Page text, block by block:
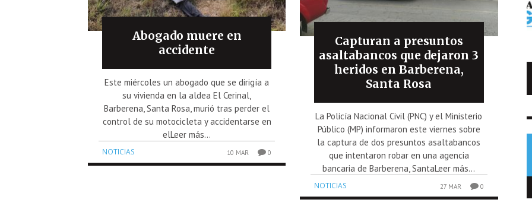
Abogado muere en
accidente
Este miércoles un abogado que se dirigía a
su vivienda en la aldea El Cerinal,
Barberena, Santa Rosa, murió tras perder el
control de su motocicleta y accidentarse en
elLeer más...
NOTICIAS 10 MAR 0
Capturan a presuntos
asaltabancos que dejaron 3
heridos en Barberena,
Santa Rosa
La Policía Nacional Civil (PNC) y el Ministerio
Público (MP) informaron este viernes sobre
la captura de dos presuntos asaltabancos
que intentaron robar en una agencia
bancaria de Barberena, SantaLeer más...
NOTICIAS 27 MAR 0
Trump impone arancel al polisilicio
NOTICIAS 7 AGO